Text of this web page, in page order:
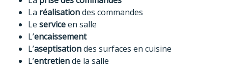
La réalisationdes commandes
Le serviceen salle
L’encaissement
L’aseptisationdes surfaces en cuisine
L’entretiende la salle